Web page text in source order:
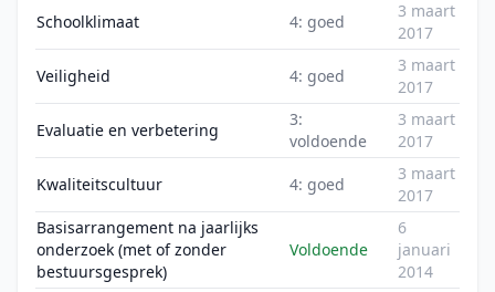
Schoolklimaat 4: goed
3 maart
2017
Veiligheid 4: goed
3 maart
2017
Evaluatie en verbetering
3:
voldoende
3 maart
2017
Kwaliteitscultuur 4: goed
3 maart
2017
Basisarrangement na jaarlijks
onderzoek (met of zonder
bestuursgesprek)
Voldoende
6
januari
2014